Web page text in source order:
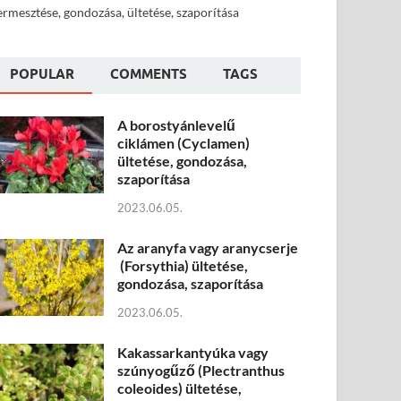
gondozása, ültetése, szaporítása
POPULAR COMMENTS TAGS
A borostyánlevelű
ciklámen (Cyclamen)
ültetése, gondozása,
szaporítása
2023.06.05.
Az aranyfa vagy aranycserje
(Forsythia) ültetése,
gondozása, szaporítása
2023.06.05.
Kakassarkantyúka vagy
szúnyogűző (Plectranthus
coleoides) ültetése,